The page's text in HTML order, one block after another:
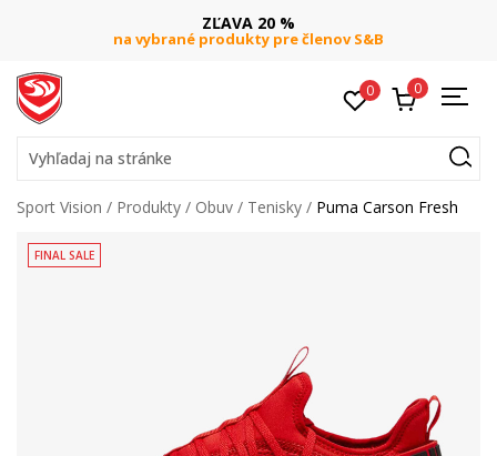
ZĽAVA 20 %
na vybrané produkty pre členov S&B
0 0
Vyhľadaj na stránke
Sport Vision Produkty Obuv Tenisky Puma Carson Fresh
FINAL SALE